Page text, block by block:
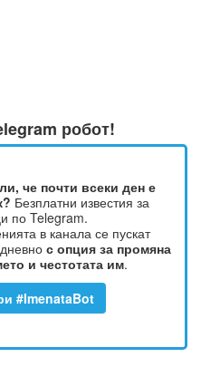
робот!
че почти всеки ден е
Безплатни известия за
по Telegram.
в канала се пускат
с опция за промяна
и честотата им.
#ImenataBot